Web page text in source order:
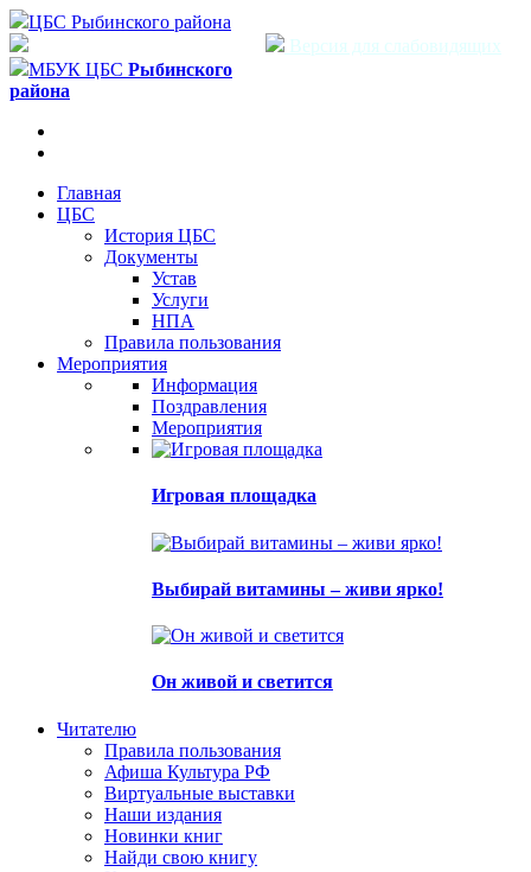
ЦБС Рыбинского района
Версия для слабовидящих
МБУК ЦБС Рыбинского
района
Главная
ЦБС
История ЦБС
Документы
Устав
Услуги
НПА
Правила пользования
Мероприятия
Информация
Поздравления
Мероприятия
Игровая площадка
Выбирай витамины – живи ярко!
Он живой и светится
Читателю
Правила пользования
Афиша Культура РФ
Виртуальные выставки
Наши издания
Новинки книг
Найди свою книгу